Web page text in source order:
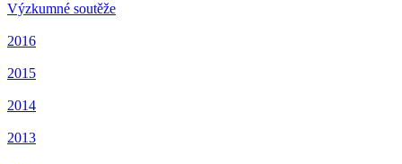
Výzkumné soutěže
2016
2015
2014
2013